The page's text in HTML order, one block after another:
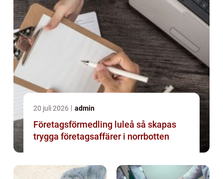
20 juli 2026 admin
Företagsförmedling luleå så skapas
trygga företagsaffärer i norrbotten